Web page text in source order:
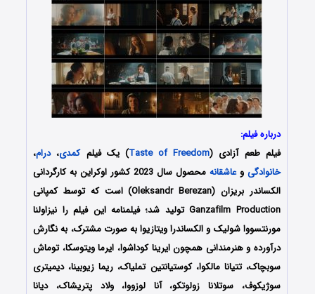
درباره فیلم:
فیلم طعم آزادی (Taste of Freedom) یک فیلمکمدی،درام،
خانوادگی وعاشقانه
محصول سال 2023 کشور اوکراین به کارگردانی
الکساندر بریزان (Oleksandr Berezan) است که توسط کمپانی‌
Ganzafilm Production تولید شد؛ فیلمنامه این فیلم را نیزاولنا
مورنتسووا شولیک و الکساندرا ویتازیوا به صورت مشترک، به نگارش
درآورده و هنرمندانی همچون ایرینا کوداشوا، ایرما ویتوسکا، توماش
سوبچاک، تتیانا مالکوا، کوستیانتین تملیاک، ریما زیوبینا، دیمیتری
سوژیکوف، سوتلانا زولوتکو، آنا لوزووا، ولاد پتریشاک، دیانا